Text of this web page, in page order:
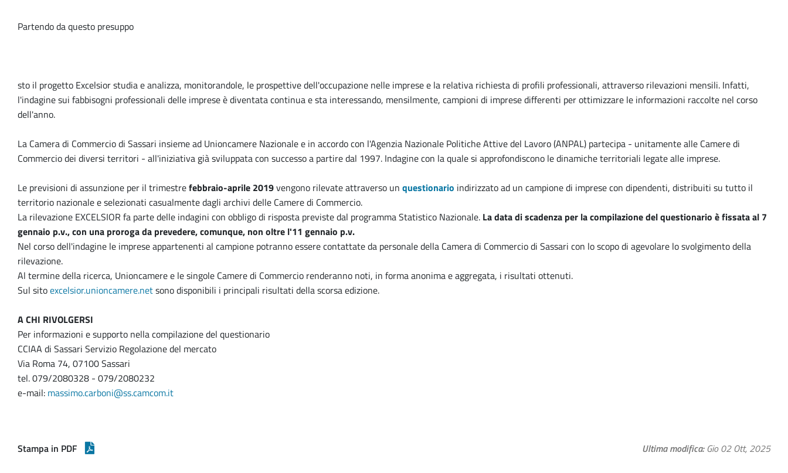
Partendo da questo presuppo
sto il progetto Excelsior studia e analizza, monitorandole, le prospettive dell'occupazione nelle imprese e la relativa richiesta di profili professionali, attraverso rilevazioni mensili. Infatti,
l'indagine sui fabbisogni professionali delle imprese è diventata continua e sta interessando, mensilmente, campioni di imprese differenti per ottimizzare le informazioni raccolte nel corso
dell'anno.
La Camera di Commercio di Sassari insieme ad Unioncamere Nazionale e in accordo con l'Agenzia Nazionale Politiche Attive del Lavoro (ANPAL) partecipa - unitamente alle Camere di
Commercio dei diversi territori - all'iniziativa già sviluppata con successo a partire dal 1997. Indagine con la quale si approfondiscono le dinamiche territoriali legate alle imprese.
Le previsioni di assunzione per il trimestrefebbraio-aprile 2019vengono rilevate attraverso un questionario indirizzato ad un campione di imprese con dipendenti, distribuiti su tutto il
territorio nazionale e selezionati casualmente dagli archivi delle Camere di Commercio.
La rilevazione EXCELSIOR fa parte delle indagini con obbligo di risposta previste dal programma Statistico Nazionale. La data di scadenza per la compilazione del questionario è fissata al 7
gennaio p.v., con una proroga da prevedere, comunque, non oltre l'11 gennaio p.v.
Nel corso dell'indagine le imprese appartenenti al campione potranno essere contattate da personale della Camera di Commercio di Sassari con lo scopo di agevolare lo svolgimento della
rilevazione.
Al termine della ricerca, Unioncamere e le singole Camere di Commercio renderanno noti, in forma anonima e aggregata, i risultati ottenuti.
Sul sitoexcelsior.unioncamere.netsono disponibili i principali risultati della scorsa edizione.
A CHI RIVOLGERSI
Per informazioni e supporto nella compilazione del questionario
CCIAA di Sassari Servizio Regolazione del mercato
Via Roma 74, 07100 Sassari
tel. 079/2080328 - 079/2080232
e-mail: massimo.carboni@ss.camcom.it
Stampa in PDF Ultima modifica Gio 02 Ott, 2025